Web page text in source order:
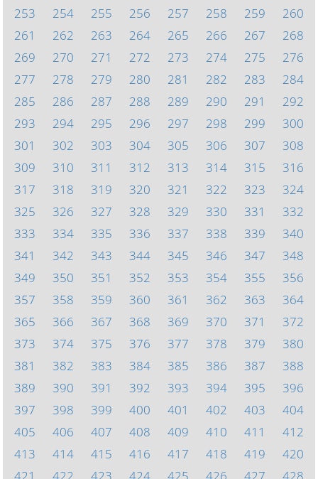
253
254 255 256 257 258 259
260
261
262 263 264 265 266 267
268
269
270 271 272 273 274 275
276
277
278 279 280 281 282 283
284
285
286 287 288 289 290 291
292
293
294 295 296 297 298 299
300
301
302 303 304 305 306 307
308
309
310 311 312 313 314 315
316
317
318 319 320 321 322 323
324
325
326 327 328 329 330 331
332
333
334 335 336 337 338 339
340
341
342 343 344 345 346 347
348
349
350 351 352 353 354 355
356
357
358 359 360 361 362 363
364
365
366 367 368 369 370 371
372
373
374 375 376 377 378 379
380
381
382 383 384 385 386 387
388
389
390 391 392 393 394 395
396
397
398 399 400 401 402 403
404
405
406 407 408 409 410 411
412
413
414 415 416 417 418 419
420